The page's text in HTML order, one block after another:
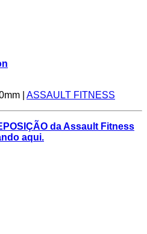
| ASSAULT FITNESS
da Assault Fitness
aqui.